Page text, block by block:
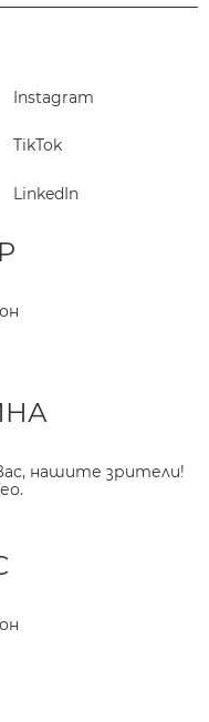
Instagram
TikTok
LinkedIn
нашите зрители!